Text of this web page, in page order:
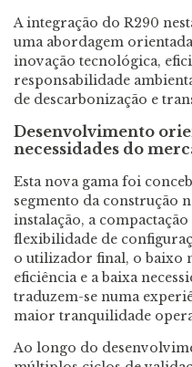
A integração do R290
uma abordagem
inovação tecnológica,
responsabilidade
de descarbonização e
Desenvolvimento
necessidades do
Esta nova gama foi
segmento da construção
instalação, a
flexibilidade de
o utilizador final, o baixo
eficiência e a baixa
traduzem-se numa
maior tranquilidade
Ao longo do